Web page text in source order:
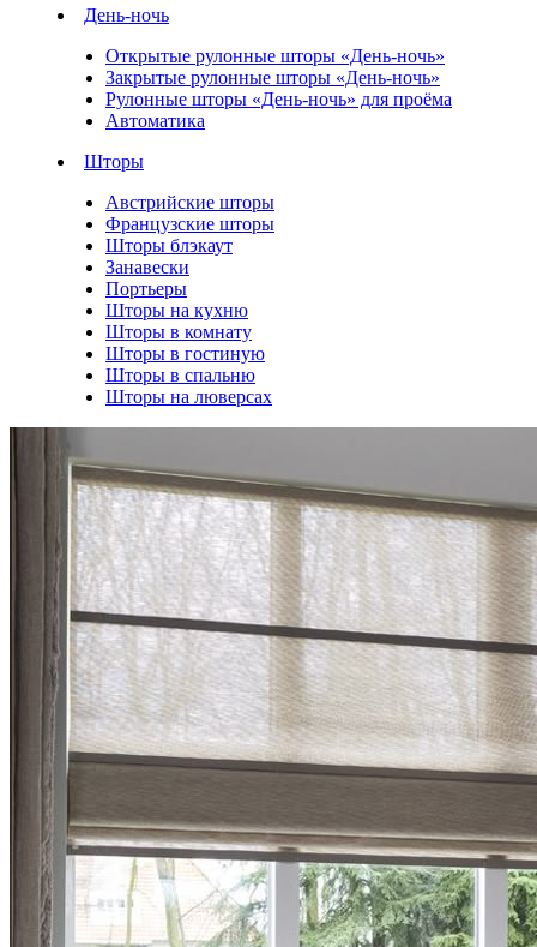
День-ночь
Открытые рулонные шторы «День-ночь»
Закрытые рулонные шторы «День-ночь»
Рулонные шторы «День-ночь» для проёма
Автоматика
Шторы
Австрийские шторы
Французские шторы
Шторы блэкаут
Занавески
Портьеры
Шторы на кухню
Шторы в комнату
Шторы в гостиную
Шторы в спальню
Шторы на люверсах